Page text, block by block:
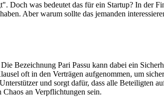
Doch was bedeutet das für ein Startup? In der
Aber warum sollte das jemanden
Bezeichnung Pari Passu kann dabei ein
oft in den Verträgen aufgenommen, um
und sorgt dafür, dass alle Beteiligten
an Verpflichtungen sein.